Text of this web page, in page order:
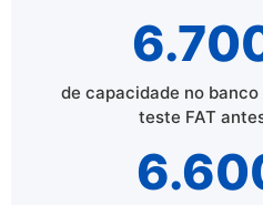
de capacidade no
teste FAT